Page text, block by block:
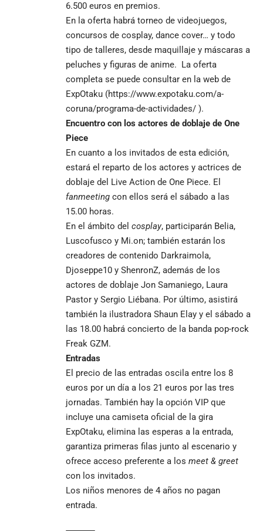
6.500 euros en premios.
En la oferta habrá torneo de videojuegos,
concursos de cosplay, dance cover… y todo
tipo de talleres, desde maquillaje y máscaras a
peluches y figuras de anime. La oferta
completa se puede consultar en la web de
ExpOtaku (https://www.expotaku.com/a-
coruna/programa-de-actividades/ ).
Encuentro con los actores de doblaje de One
Piece
En cuanto a los invitados de esta edición,
estará el reparto de los actores y actrices de
doblaje del Live Action de One Piece. El
fanmeeting con ellos será el sábado a las
15.00 horas.
En el ámbito del cosplay, participarán Belia,
Luscofusco y Mi.on; también estarán los
creadores de contenido Darkraimola,
Djoseppe10 y ShenronZ, además de los
actores de doblaje Jon Samaniego, Laura
Pastor y Sergio Liébana. Por último, asistirá
también la ilustradora Shaun Elay y el sábado a
las 18.00 habrá concierto de la banda pop-rock
Freak GZM.
Entradas
El precio de las entradas oscila entre los 8
euros por un día a los 21 euros por las tres
jornadas. También hay la opción VIP que
incluye una camiseta oficial de la gira
ExpOtaku, elimina las esperas a la entrada,
garantiza primeras filas junto al escenario y
ofrece acceso preferente a los meet & greet
con los invitados.
Los niños menores de 4 años no pagan
entrada.